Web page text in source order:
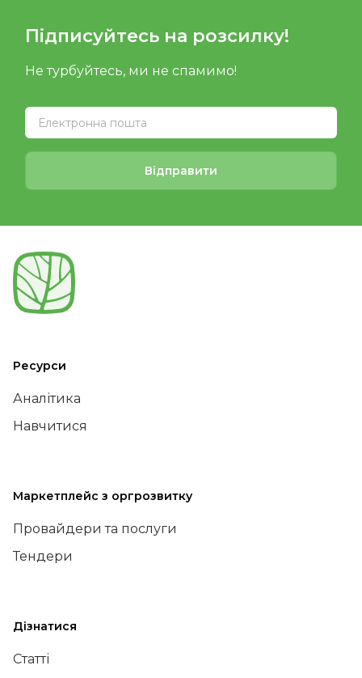
Підписуйтесь на розсилку!
Не турбуйтесь, ми не спамимо!
Відправити
Ресурси
Аналітика
Навчитися
Маркетплейс з оргрозвитку
Провайдери та послуги
Тендери
Дізнатися
Статті